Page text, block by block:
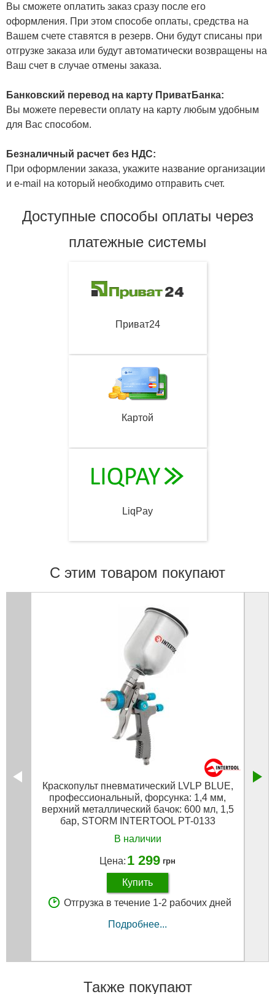
Вы сможете оплатить заказ сразу после его
оформления. При этом способе оплаты, средства на
Вашем счете ставятся в резерв. Они будут списаны при
отгрузке заказа или будут автоматически возвращены на
Ваш счет в случае отмены заказа.
Банковский перевод на карту ПриватБанка:
Вы можете перевести оплату на карту любым удобным
для Вас способом.
Безналичный расчет без НДС:
При оформлении заказа, укажите название организации
и e-mail на который необходимо отправить счет.
Доступные способы оплаты через
платежные системы
Приват24
Картой
LiqPay
С этим товаром покупают
Краскопульт пневматический LVLP BLUE,
профессиональный, форсунка: 1,4 мм,
верхний металлический бачок: 600 мл, 1,5
бар, STORM INTERTOOL PT-0133
В наличии
Цена: 1 299 грн
Купить
Отгрузка в течение 1-2 рабочих дней
Подробнее...
Также покупают